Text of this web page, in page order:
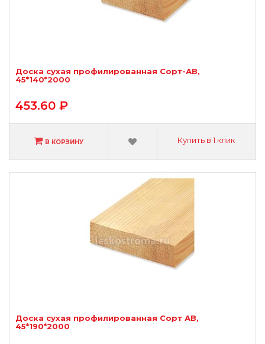
Доска сухая профилированная Сорт-АВ,
45*140*2000
453.60 ₽
В КОРЗИНУ Купить в 1 клик
Доска сухая профилированная Сорт АВ,
45*190*2000